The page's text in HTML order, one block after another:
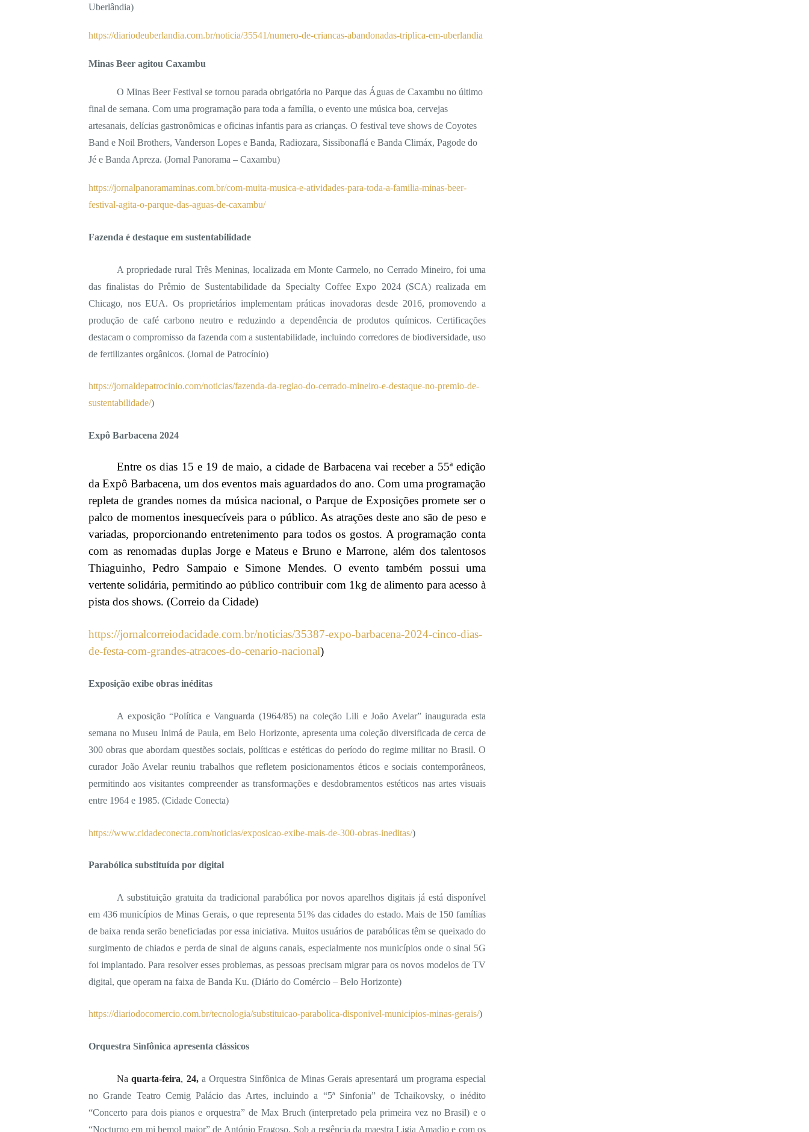
Uberlândia)
https://diariodeuberlandia.com.br/noticia/35541/numero-de-criancas-abandonadas-triplica-em-uberlandia
Minas Beer agitou Caxambu
O Minas Beer Festival se tornou parada obrigatória no Parque das Águas de Caxambu no último
final de semana. Com uma programação para toda a família, o evento une música boa, cervejas
artesanais, delícias gastronômicas e oficinas infantis para as crianças. O festival teve shows de Coyotes
Band e Noil Brothers, Vanderson Lopes e Banda, Radiozara, Sissibonaflá e Banda Climáx, Pagode do
Jé e Banda Apreza. (Jornal Panorama – Caxambu)
https://jornalpanoramaminas.com.br/com-muita-musica-e-atividades-para-toda-a-familia-minas-beer-
festival-agita-o-parque-das-aguas-de-caxambu/
Fazenda é destaque em sustentabilidade
A propriedade rural Três Meninas, localizada em Monte Carmelo, no Cerrado Mineiro, foi uma
das finalistas do Prêmio de Sustentabilidade da Specialty Coffee Expo 2024 (SCA) realizada em
Chicago, nos EUA. Os proprietários implementam práticas inovadoras desde 2016, promovendo a
produção de café carbono neutro e reduzindo a dependência de produtos químicos. Certificações
destacam o compromisso da fazenda com a sustentabilidade, incluindo corredores de biodiversidade, uso
de fertilizantes orgânicos. (Jornal de Patrocínio)
https://jornaldepatrocinio.com/noticias/fazenda-da-regiao-do-cerrado-mineiro-e-destaque-no-premio-de-
sustentabilidade/)
Expô Barbacena 2024
Entre os dias 15 e 19 de maio, a cidade de Barbacena vai receber a 55ª edição
da Expô Barbacena, um dos eventos mais aguardados do ano. Com uma programação
repleta de grandes nomes da música nacional, o Parque de Exposições promete ser o
palco de momentos inesquecíveis para o público. As atrações deste ano são de peso e
variadas, proporcionando entretenimento para todos os gostos. A programação conta
com as renomadas duplas Jorge e Mateus e Bruno e Marrone, além dos talentosos
Thiaguinho, Pedro Sampaio e Simone Mendes. O evento também possui uma
vertente solidária, permitindo ao público contribuir com 1kg de alimento para acesso à
pista dos shows. (Correio da Cidade)
https://jornalcorreiodacidade.com.br/noticias/35387-expo-barbacena-2024-cinco-dias-
de-festa-com-grandes-atracoes-do-cenario-nacional)
Exposição exibe obras inéditas
A exposição “Política e Vanguarda (1964/85) na coleção Lili e João Avelar” inaugurada esta
semana no Museu Inimá de Paula, em Belo Horizonte, apresenta uma coleção diversificada de cerca de
300 obras que abordam questões sociais, políticas e estéticas do período do regime militar no Brasil. O
curador João Avelar reuniu trabalhos que refletem posicionamentos éticos e sociais contemporâneos,
permitindo aos visitantes compreender as transformações e desdobramentos estéticos nas artes visuais
entre 1964 e 1985. (Cidade Conecta)
https://www.cidadeconecta.com/noticias/exposicao-exibe-mais-de-300-obras-ineditas/)
Parabólica substituída por digital
A substituição gratuita da tradicional parabólica por novos aparelhos digitais já está disponível
em 436 municípios de Minas Gerais, o que representa 51% das cidades do estado. Mais de 150 famílias
de baixa renda serão beneficiadas por essa iniciativa. Muitos usuários de parabólicas têm se queixado do
surgimento de chiados e perda de sinal de alguns canais, especialmente nos municípios onde o sinal 5G
foi implantado. Para resolver esses problemas, as pessoas precisam migrar para os novos modelos de TV
digital, que operam na faixa de Banda Ku. (Diário do Comércio – Belo Horizonte)
https://diariodocomercio.com.br/tecnologia/substituicao-parabolica-disponivel-municipios-minas-gerais/)
Orquestra Sinfônica apresenta clássicos
Naquarta-feira, 24,a Orquestra Sinfônica de Minas Gerais apresentará um programa especial
no Grande Teatro Cemig Palácio das Artes, incluindo a “5ª Sinfonia” de Tchaikovsky, o inédito
“Concerto para dois pianos e orquestra” de Max Bruch (interpretado pela primeira vez no Brasil) e o
“Nocturno em mi bemol maior” de António Fragoso. Sob a regência da maestra Ligia Amadio e com os